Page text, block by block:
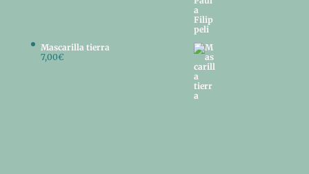
Mascarilla tierra
7,00€